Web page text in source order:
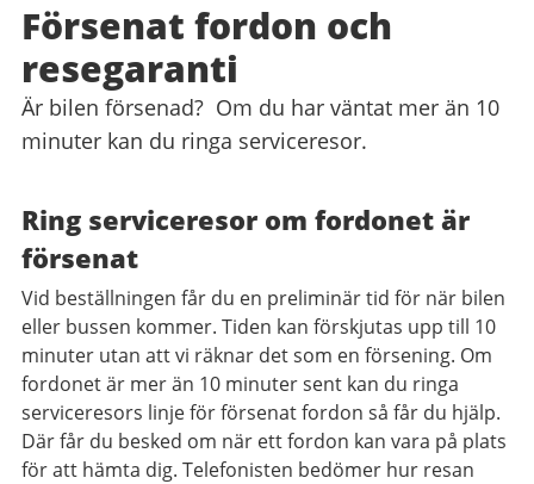
Försenat fordon och
resegaranti
Är bilen försenad? Om du har väntat mer än 10
minuter kan du ringa serviceresor.
Ring serviceresor om fordonet är
försenat
Vid beställningen får du en preliminär tid för när bilen
eller bussen kommer. Tiden kan förskjutas upp till 10
minuter utan att vi räknar det som en försening. Om
fordonet är mer än 10 minuter sent kan du ringa
serviceresors linje för försenat fordon så får du hjälp.
Där får du besked om när ett fordon kan vara på plats
för att hämta dig. Telefonisten bedömer hur resan